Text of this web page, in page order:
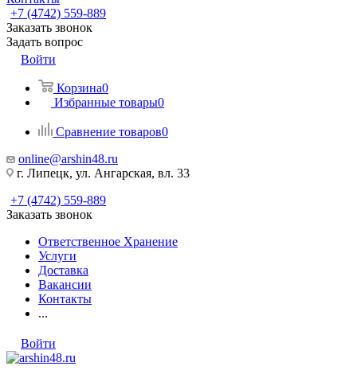
+7 (4742) 559-889
Заказать звонок
Задать вопрос
Войти
Корзина0
Избранные товары0
Сравнение товаров0
online@arshin48.ru
г. Липецк, ул. Ангарская, вл. 33
+7 (4742) 559-889
Заказать звонок
Ответственное Хранение
Услуги
Доставка
Вакансии
Контакты
...
Войти